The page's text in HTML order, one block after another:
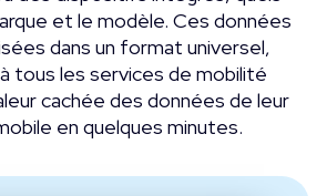
et le modèle. Ces données
dans un format universel,
tous les services de mobilité
cachée des données de leur
en quelques minutes.